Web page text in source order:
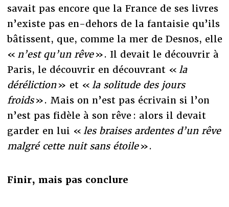
savait pas encore que la France de ses livres
n’existe pas en-dehors de la fantaisie qu’ils
bâtissent, que, comme la mer de Desnos, elle
« n’est qu’un rêve». Il devait le découvrir à
Paris, le découvrir en découvrant « la
déréliction» et « la solitude des jours
froids». Mais on n’est pas écrivain si l’on
n’est pas fidèle à son rêve : alors il devait
garder en lui « les braises ardentes d’un rêve
malgré cette nuit sans étoile».
Finir, mais pas conclure